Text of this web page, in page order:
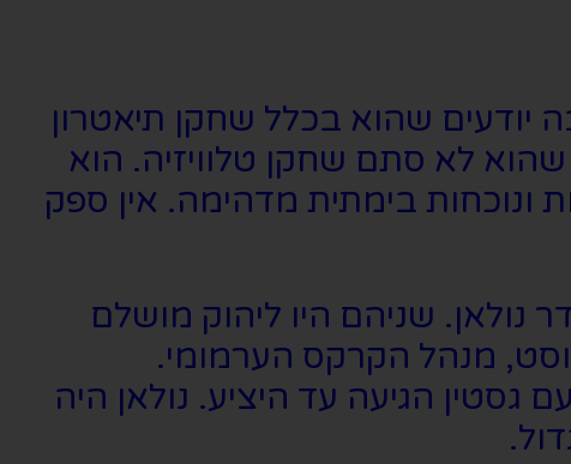
יודעים שהוא בכלל שחקן תיאטרון
לא סתם שחקן טלוויזיה. הוא
ונוכחות בימתית מדהימה. אין ספק
נולאן. שניהם היו ליהוק מושלם
מנהל הקרקס הערמומי.
הגיעה עד היציע. נולאן היה